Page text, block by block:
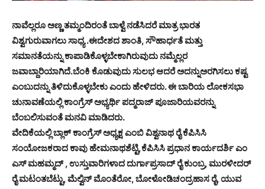
ನಾವೆಲ್ಲರೂ ಅಣ್ಣ ತಮ್ಮಂದಿರಂತೆ ಬಾಳ್ವೆ ನಡೆಸಿದರೆ ಮಾತ್ರ ಭಾರತ
ವಿಶ್ವಗುರುವಾಗಲು ಸಾಧ್ಯ .‌ಈ‌ದೇಶದ ಶಾಂತಿ, ಸೌಹಾರ್ಧತೆ ಮತ್ತು
ಸಮಾನತೆಯನ್ನು ಕಾಪಾಡಿಕೊಳ್ಳಬೇಕಾಗಿರುವುದು ನಮ್ಮೆಲ್ಲರ
ಜವಾಬ್ದಾರಿಯಾಗಿದೆ.‌ಬೆಂಕಿ ಕೊಡುವುದು ಸುಲಭ ಆದರೆ ಅದನ್ನುಅರಗಿಸಲು ಕಷ್ಟ
ಎಂಬುದನ್ನು ತಿಳಿದುಕೊಳ್ಳಬೇಕು‌ ಎಂದು ಹೇಳಿದರು. ಈ ಬಾರಿಯ ಲೋಕಸಭಾ
ಚುನಾವಣೆಯಲ್ಲಿ ಕಾಂಗ್ರೆಸ್ ಅಭ್ಯರ್ಥಿ ಪದ್ಮರಾಜ್ ಪೂಜಾರಿಯವರನ್ನು
ಬೆಂಬಲಿಸುವಂತೆ ಮನವಿ‌ ಮಾಡಿದರು.
ವೇದಿಕೆಯಲ್ಲಿ ಬ್ಲಾಕ್ ಕಾಂಗ್ರೆಸ್ ಅಧ್ಯಕ್ಷ ಎಂ‌ಬಿ ವಿಶ್ವನಾಥ ರೈ ಕೆಪಿಸಿಸಿ
ಸಂಯೋಜಕರಾದ ಕಾವು ಹೇಮನಾಥ‌ಶೆಟ್ಟಿ,ಕೆಪಿಸಿಸಿ ಪ್ರಧಾನ ಕಾರ್ಯದರ್ಶಿ ಎಂ
ಎಸ್ ಮಹಮ್ಮದ್ , ಉಸ್ತುವಾರಿಗಳಾದ ದುರ್ಗಾಪ್ರಸಾದ್ ರೈ ಕುಂಬ್ರ, ಮುರಳೀದರ್
ರೈ ಮಟಂತಬೆಟ್ಟು, ಮೆಲ್ವಿನ್ ಮೊಂತೆರೋ, ಬೋಳೋಡಿ‌ಚಂದ್ರಹಾಸ ರೈ, ಯುವ